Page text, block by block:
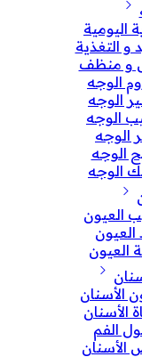
اليومية
و التغذية
و منظف
الوجه
الوجه
الوجه
الوجه
الوجه
الوجه
العيون
العيون
الأسنان
الأسنان
الفم
الأسنان